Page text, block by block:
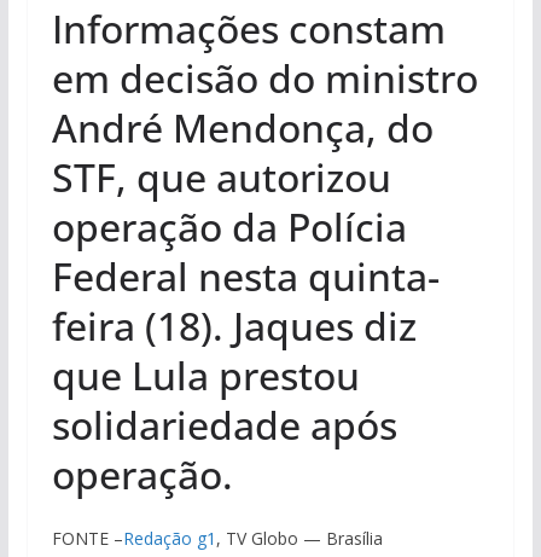
Informações constam
em decisão do ministro
André Mendonça, do
STF, que autorizou
operação da Polícia
Federal nesta quinta-
feira (18). Jaques diz
que Lula prestou
solidariedade após
operação.
FONTE –Redação g1 , TV Globo — Brasília